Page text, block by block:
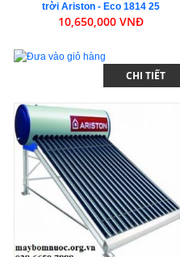
trời Ariston - Eco 1814 25
10,650,000 VNĐ
CHI TIẾT